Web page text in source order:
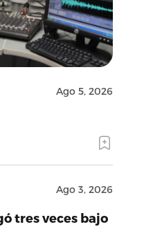
Ago 5, 2026
Ago 3, 2026
tres veces bajo